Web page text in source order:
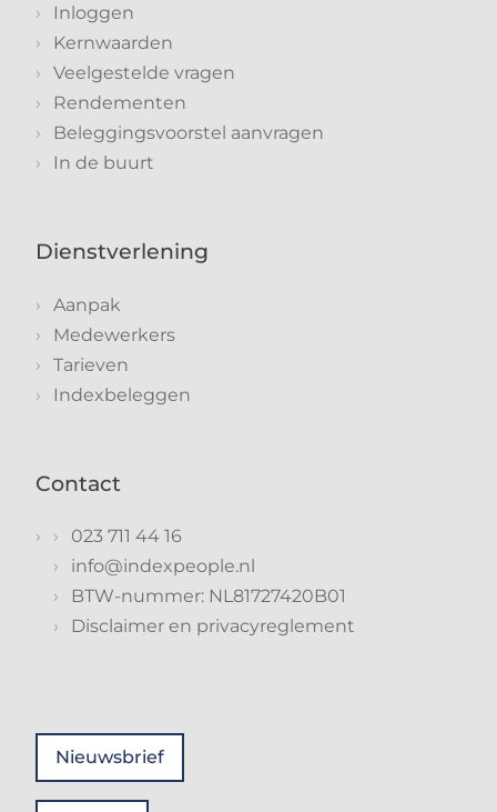
Inloggen
Kernwaarden
Veelgestelde vragen
Rendementen
Beleggingsvoorstel aanvragen
In de buurt
Dienstverlening
Aanpak
Medewerkers
Tarieven
Indexbeleggen
Contact
023 711 44 16
info@indexpeople.nl
BTW-nummer: NL81727420B01
Disclaimer en privacyreglement
Nieuwsbrief